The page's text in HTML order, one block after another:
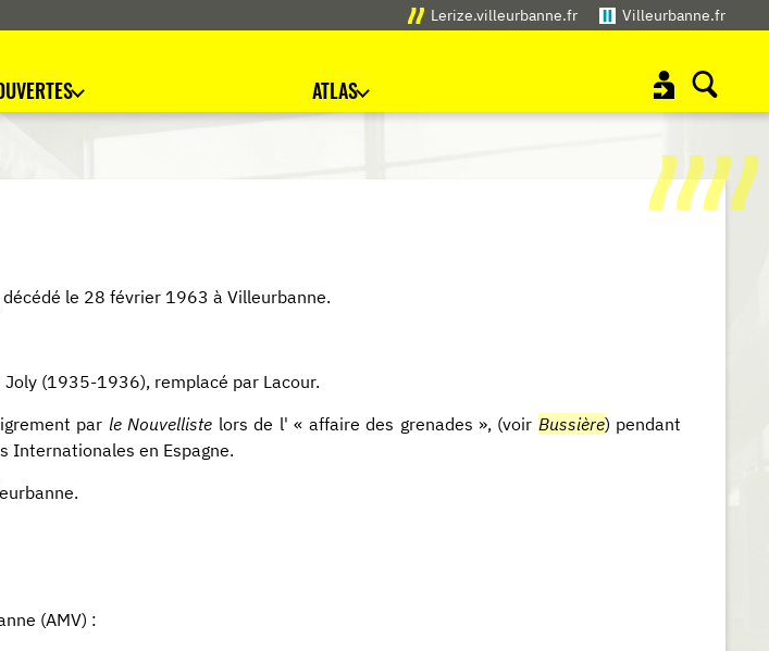
Lerize.villeurbanne.fr Villeurbanne.fr
ATLAS
le 28 février 1963 à Villeurbanne.
(1935-1936), remplacé par Lacour.
par le Nouvelliste lors de l' « affaire des grenades », (voir Bussière) pendant
Internationales en Espagne.
(AMV) :